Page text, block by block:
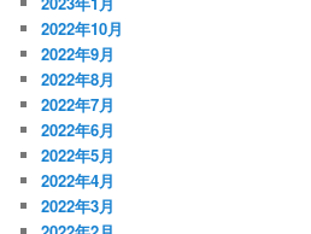
2022年10月
2022年9月
2022年8月
2022年7月
2022年6月
2022年5月
2022年4月
2022年3月